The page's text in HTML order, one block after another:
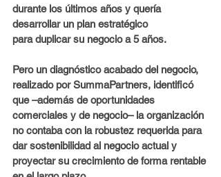
durante los últimos años y quería
desarrollar un plan estratégico
para duplicar su negocio a 5 años.
Pero un diagnóstico acabado del negocio,
realizado por SummaPartners, identificó
que –además de oportunidades
comerciales y de negocio– la organización
no contaba con la robustez requerida para
dar sostenibilidad al negocio actual y
proyectar su crecimiento de forma rentable